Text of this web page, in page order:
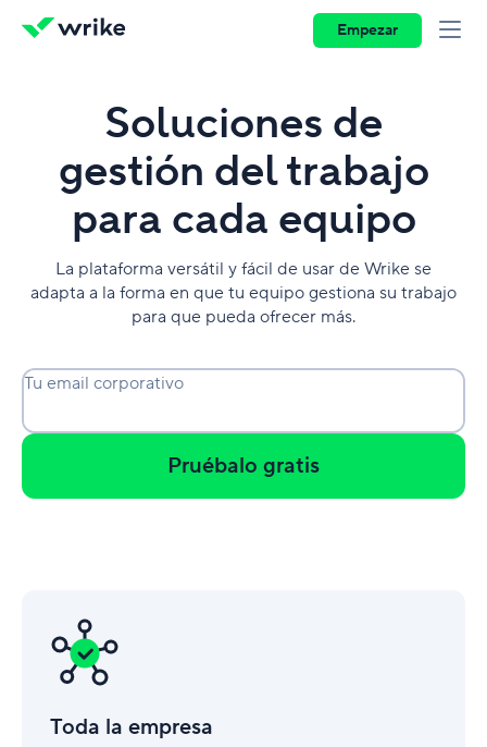
Empezar
Soluciones de
gestión del trabajo
para cada equipo
La plataforma versátil y fácil de usar de Wrike se
adapta a la forma en que tu equipo gestiona su trabajo
para que pueda ofrecer más.
Tu email corporativo
Pruébalo gratis
Toda la empresa
empresa